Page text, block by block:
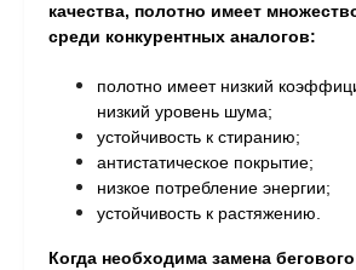
качества, полотно имеет
среди конкурентных аналогов:
полотно имеет низкий
низкий уровень шума;
устойчивость к стиранию;
антистатическое покрытие;
низкое потребление энергии;
устойчивость к растяжению.
Когда необходима замена